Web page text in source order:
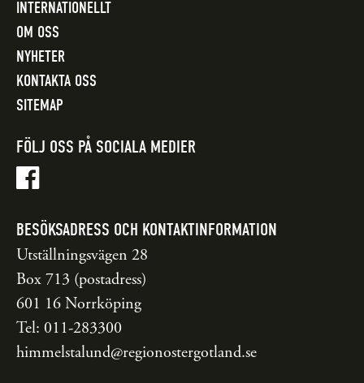
INTERNATIONELLT
OM OSS
NYHETER
KONTAKTA OSS
SITEMAP
FÖLJ OSS PÅ SOCIALA MEDIER
BESÖKSADRESS OCH KONTAKTINFORMATION
Utställningsvägen 28
Box 713 (postadress)
601 16 Norrköping
Tel: 011-283300
himmelstalund@regionostergotland.se